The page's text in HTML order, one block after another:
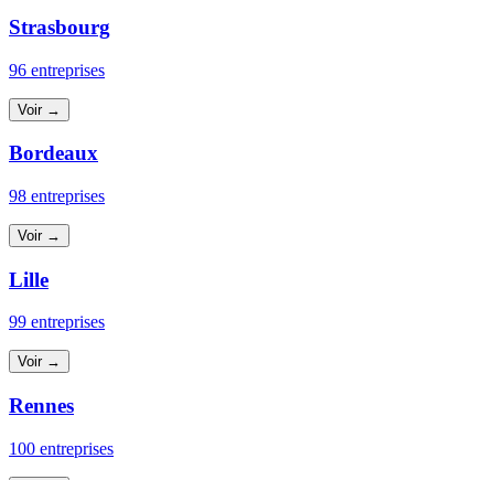
Strasbourg
96 entreprises
Voir →
Bordeaux
98 entreprises
Voir →
Lille
99 entreprises
Voir →
Rennes
100 entreprises